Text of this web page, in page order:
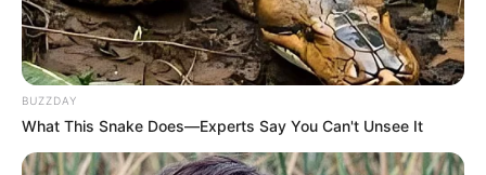
BUZZDAY
What This Snake Does—Experts Say You Can't Unsee It